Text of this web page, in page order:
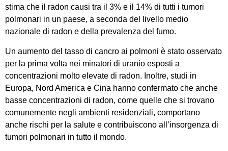
stima che il radon causi tra il 3% e il 14% di tutti i tumori
polmonari in un paese, a seconda del livello medio
nazionale di radon e della prevalenza del fumo.
Un aumento del tasso di cancro ai polmoni è stato osservato
per la prima volta nei minatori di uranio esposti a
concentrazioni molto elevate di radon. Inoltre, studi in
Europa, Nord America e Cina hanno confermato che anche
basse concentrazioni di radon, come quelle che si trovano
comunemente negli ambienti residenziali, comportano
anche rischi per la salute e contribuiscono all’insorgenza di
tumori polmonari in tutto il mondo.